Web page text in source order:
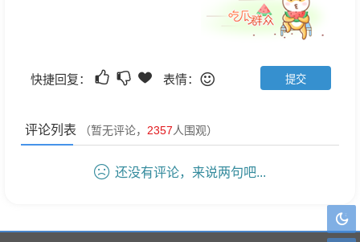
快捷回复： 表情：
评论列表 （暂无评论， 2357人围观）
还没有评论，来说两句吧...